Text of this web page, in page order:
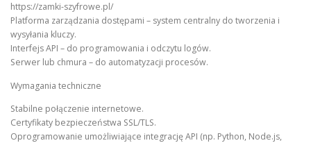
https://zamki-szyfrowe.pl/
Platforma zarządzania dostępami – system centralny do tworzenia i
wysyłania kluczy.
Interfejs API – do programowania i odczytu logów.
Serwer lub chmura – do automatyzacji procesów.
Wymagania techniczne
Stabilne połączenie internetowe.
Certyfikaty bezpieczeństwa SSL/TLS.
Oprogramowanie umożliwiające integrację API (np. Python, Node.js,